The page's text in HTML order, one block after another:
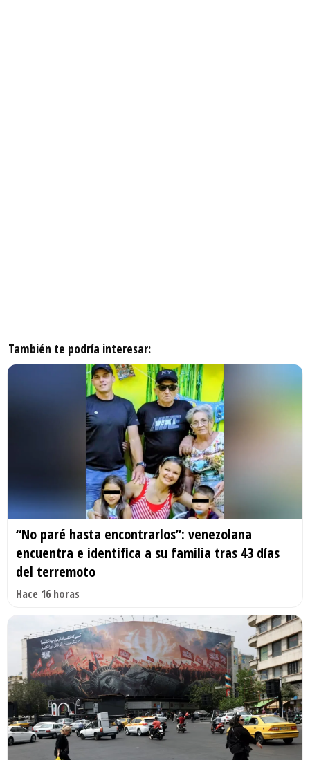
También te podría interesar:
“No paré hasta encontrarlos”: venezolana
encuentra e identifica a su familia tras 43 días
del terremoto
Hace 16 horas